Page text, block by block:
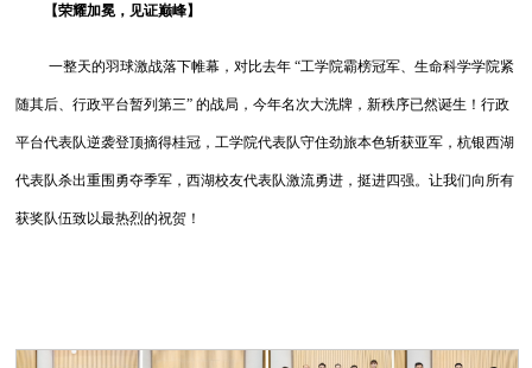
【荣耀加冕，见证巅峰】
一整天的羽球激战落下帷幕，对比去年 “工学院霸榜冠军、生命科学学院紧
随其后、行政平台暂列第三” 的战局，今年名次大洗牌，新秩序已然诞生！行政
平台代表队逆袭登顶摘得桂冠，工学院代表队守住劲旅本色斩获亚军，杭银西湖
代表队杀出重围勇夺季军，西湖校友代表队激流勇进，挺进四强。让我们向所有
获奖队伍致以最热烈的祝贺！